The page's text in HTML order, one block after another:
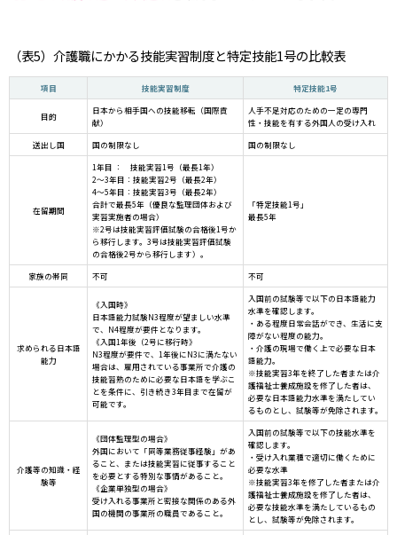
（表5）介護職にかかる技能実習制度と特定技能1号の比較表
項目 技能実習制度 特定技能1号
目的
日本から相手国への技能移転（国際貢
献）
人手不足対応のための一定の専門
性・技能を有する外国人の受け入れ
送出し国 国の制限なし 国の制限なし
在留期間
1年目 ： 技能実習1号（最長1年）
2～3年目：技能実習2号（最長2年）
4～5年目：技能実習3号（最長2年）
合計で最長5年（優良な監理団体および
実習実施者の場合）
※2号は技能実習評価試験の合格後1号か
ら移行します。3号は技能実習評価試験
の合格後2号から移行します）。
「特定技能1号」
最長5年
家族の帯同 不可 不可
求められる日本語
能力
《入国時》
日本語能力試験N3程度が望ましい水準
で、N4程度が要件となります。
《入国1年後（2号に移行時》
N3程度が要件で、1年後にN3に満たない
場合は、雇用されている事業所で介護の
技能習熟のために必要な日本語を学ぶこ
とを条件に、引き続き3年目まで在留が
可能です。
入国前の試験等で以下の日本語能力
水準を確認します。
・ある程度日常会話ができ、生活に支
障がない程度の能力。
・介護の現場で働く上で必要な日本
語能力。
※技能実習3年を終了した者または介
護福祉士養成施設を修了した者は、
必要な日本語能力水準を満たしてい
るものとし、試験等が免除されます。
介護等の知識・経
験等
《団体監理型の場合》
外国において「同等業務従事経験」があ
ること、または技能実習に従事すること
を必要とする特別な事情があること。
《企業単独型の場合》
受け入れる事業所と密接な関係のある外
国の機関の事業所の職員であること。
入国前の試験等で以下の技能水準を
確認します。
・受け入れ業種で適切に働くために
必要な水準
※技能実習3年を修了した者または介
護福祉士養成施設を修了した者は、
必要な技能水準を満たしているもの
とし、試験等が免除されます。